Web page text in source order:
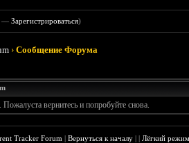
—Зарегистрироваться)
›Сообщение Форума
вернитесь и попробуйте снова.
Tracker Forum |Вернуться к началу ||Лёгкий